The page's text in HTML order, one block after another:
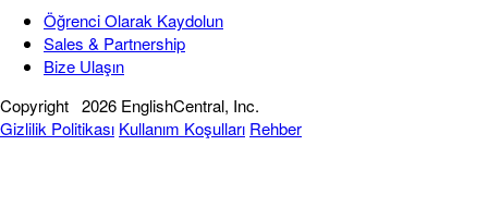
Öğrenci Olarak Kaydolun
Sales & Partnership
Bize Ulaşın
Copyright 2026 EnglishCentral, Inc.
Gizlilik Politikası Kullanım Koşulları Rehber